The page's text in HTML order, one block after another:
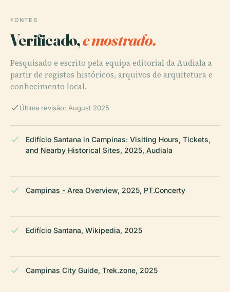
FONTES
Verificado,e mostrado.
Pesquisado e escrito pela equipa editorial da Audiala a
partir de registos históricos, arquivos de arquitetura e
conhecimento local.
Última revisão: August 2025
Edifício Santana in Campinas: Visiting Hours, Tickets,
and Nearby Historical Sites, 2025, Audiala
Campinas - Area Overview, 2025, PT.Concerty
Edifício Santana, Wikipedia, 2025
Campinas City Guide, Trek.zone, 2025